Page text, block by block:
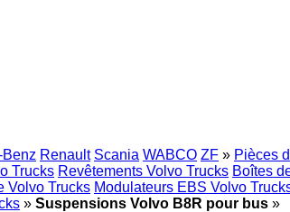
Benz Renault Scania WABCO ZF » Pièces
Trucks Revêtements Volvo Trucks Boîtes
Volvo Trucks Modulateurs EBS Volvo
» Suspensions Volvo B8R pour bus »